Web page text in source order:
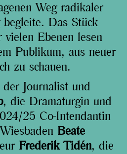
Weg radikaler
begleite. Das Stück
vielen Ebenen lesen
Publikum, aus neuer
zu schauen.
Journalist und
, die Dramaturgin und
25 Co-Intendantin
Beate
Frederik Tidén, die